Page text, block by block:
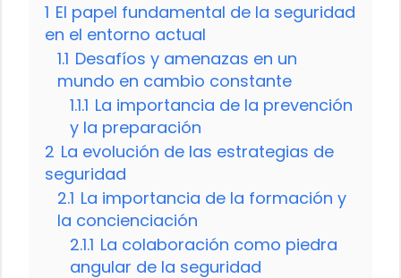
1 El papel fundamental de la seguridad
en el entorno actual
1.1 Desafíos y amenazas en un
mundo en cambio constante
1.1.1 La importancia de la prevención
y la preparación
2 La evolución de las estrategias de
seguridad
2.1 La importancia de la formación y
la concienciación
2.1.1 La colaboración como piedra
angular de la seguridad